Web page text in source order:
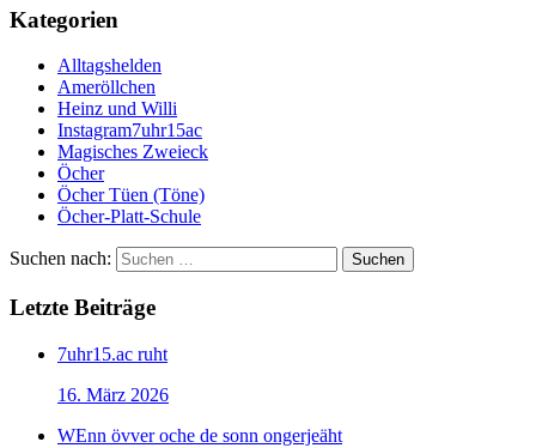
Kategorien
Alltagshelden
Ameröllchen
Heinz und Willi
Instagram7uhr15ac
Magisches Zweieck
Öcher
Öcher Tüen (Töne)
Öcher-Platt-Schule
Suchen nach:
Letzte Beiträge
7uhr15.ac ruht
16. März 2026
WEnn övver oche de sonn ongerjeäht